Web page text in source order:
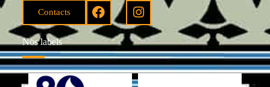
Contacts
Nos labels